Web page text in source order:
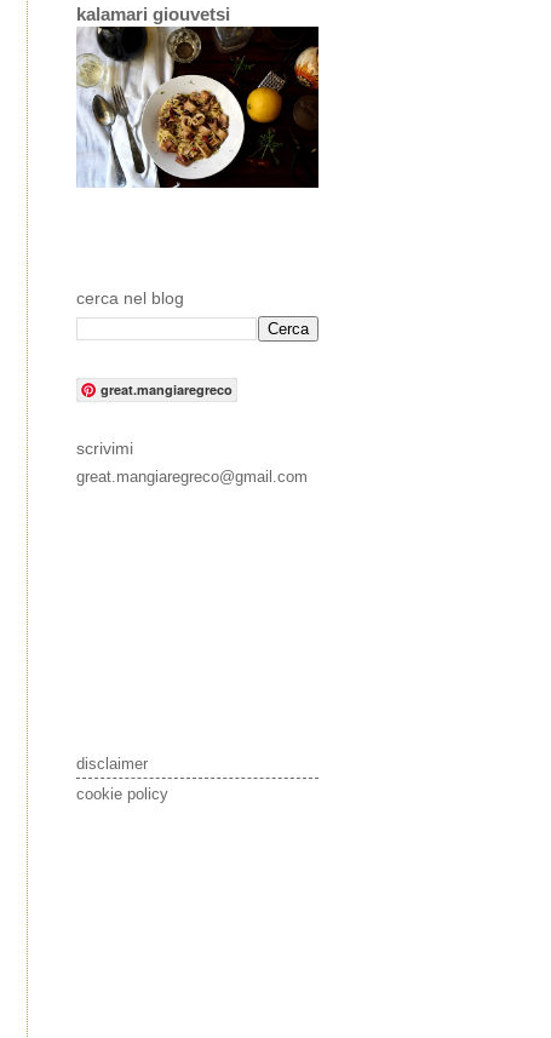
kalamari giouvetsi
cerca nel blog
great.mangiaregreco
scrivimi
great.mangiaregreco@gmail.com
disclaimer
cookie policy